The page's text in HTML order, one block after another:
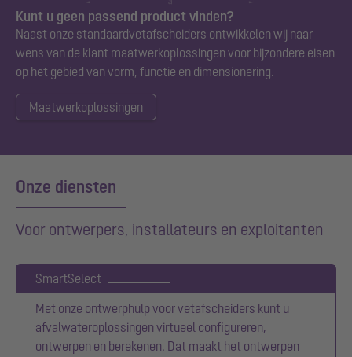
Kunt u geen passend product vinden?
Naast onze standaardvetafscheiders ontwikkelen wij naar
wens van de klant maatwerkoplossingen voor bijzondere eisen
op het gebied van vorm, functie en dimensionering.
Maatwerkoplossingen
Onze diensten
Voor ontwerpers, installateurs en exploitanten
SmartSelect
Met onze ontwerphulp voor vetafscheiders kunt u
afvalwateroplossingen virtueel configureren,
ontwerpen en berekenen. Dat maakt het ontwerpen